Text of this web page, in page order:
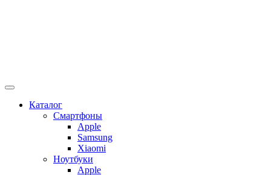
Каталог
Смартфоны
Apple
Samsung
Xiaomi
Ноутбуки
Apple